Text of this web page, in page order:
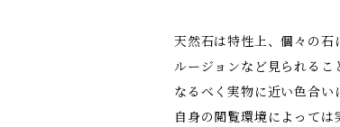
天然石は特性上、個々の
ルージョンなど見られるこ
なるべく実物に近い色合
自身の閲覧環境によって